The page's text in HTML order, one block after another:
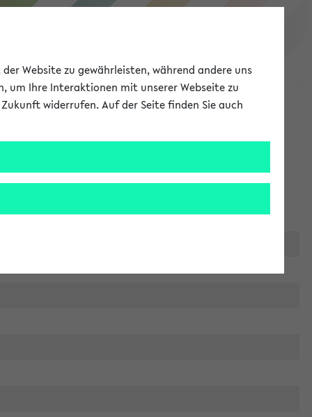
eKVV
Website zu gewährleisten, während andere uns
um Ihre Interaktionen mit unserer Webseite zu
widerrufen. Auf der Seite finden Sie auch